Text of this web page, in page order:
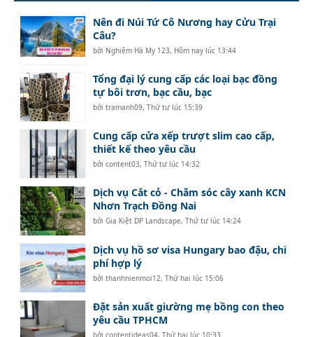
Nên đi Núi Tứ Cô Nương hay Cửu Trại
Câu?
bởi Nghiêm Hà My 123, Hôm nay lúc 13:44
Tổng đại lý cung cấp các loại bạc đồng
tự bôi trơn, bạc cầu, bạc
bởitramanh09,Thứ tư lúc 15:39
Cung cấp cửa xếp trượt slim cao cấp,
thiết kế theo yêu cầu
bởicontent03,Thứ tư lúc 14:32
Dịch vụ Cắt cỏ - Chăm sóc cây xanh KCN
Nhơn Trạch Đồng Nai
bởiGia Kiệt DP Landscape,Thứ tư lúc 14:24
Dịch vụ hồ sơ visa Hungary bao đậu, chi
phí hợp lý
bởithanhnienmoi12,Thứ hai lúc 15:06
Đặt sản xuất giường mẹ bồng con theo
yêu cầu TPHCM
bởicontentideas04,Thứ hai lúc 10:33